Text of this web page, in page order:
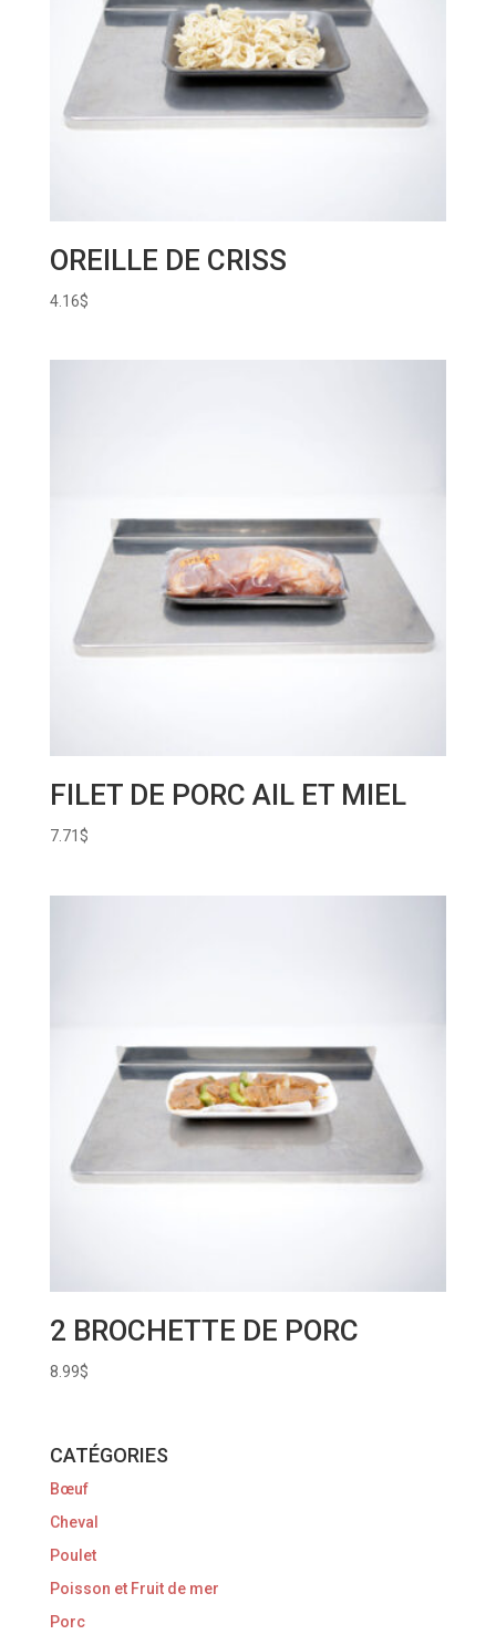
OREILLE DE CRISS
4.16$
FILET DE PORC AIL ET MIEL
7.71 $
2 BROCHETTE DE PORC
8.99$
CATÉGORIES
Bœuf
Cheval
Poulet
Poisson et Fruit de mer
Porc